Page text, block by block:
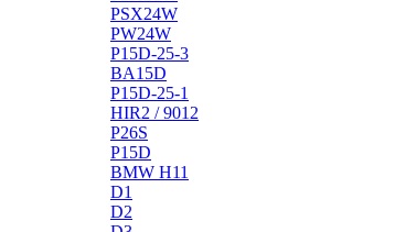
PSX24W
PW24W
P15D-25-3
BA15D
P15D-25-1
HIR2 / 9012
P26S
P15D
BMW H11
D1
D2